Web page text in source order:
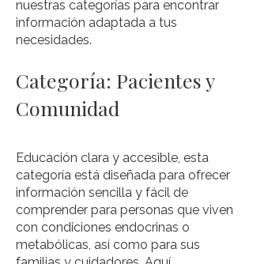
nuestras categorías para encontrar
información adaptada a tus
necesidades.
Categoría: Pacientes y
Comunidad
Educación clara y accesible, esta
categoría está diseñada para ofrecer
información sencilla y fácil de
comprender para personas que viven
con condiciones endocrinas o
metabólicas, así como para sus